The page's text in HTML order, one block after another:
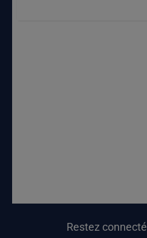
Restez connecté